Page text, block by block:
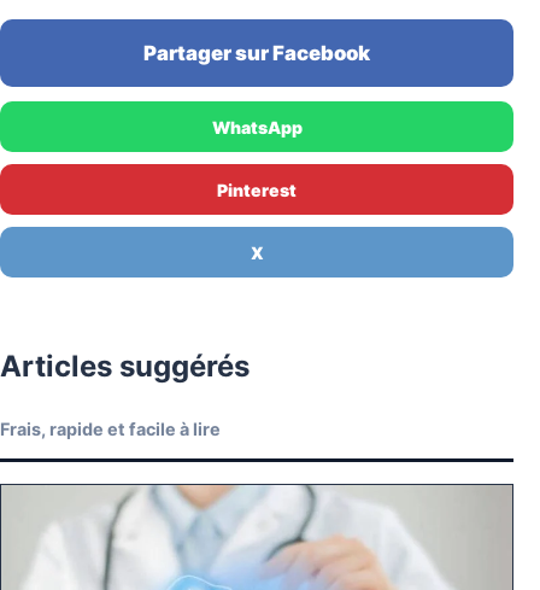
Partager sur Facebook
WhatsApp
Pinterest
X
Articles suggérés
Frais, rapide et facile à lire